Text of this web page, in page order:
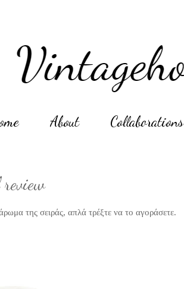
About Collaborations
της σειράς, απλά τρέξτε να το αγοράσετε.